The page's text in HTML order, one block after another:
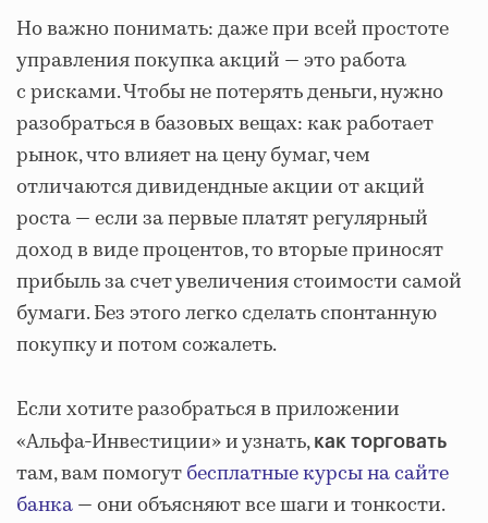
Но важно понимать: даже при всей простоте
управления покупка акций — это работа
с рисками. Чтобы не потерять деньги, нужно
разобраться в базовых вещах: как работает
рынок, что влияет на цену бумаг, чем
отличаются дивидендные акции от акций
роста — если за первые платят регулярный
доход в виде процентов, то вторые приносят
прибыль за счет увеличения стоимости самой
бумаги. Без этого легко сделать спонтанную
покупку и потом сожалеть.
Если хотите разобраться в приложении
«Альфа-Инвестиции»и узнать, как торговать
там, вам помогутбесплатные курсы на сайте
банка— они объясняют все шаги и тонкости.